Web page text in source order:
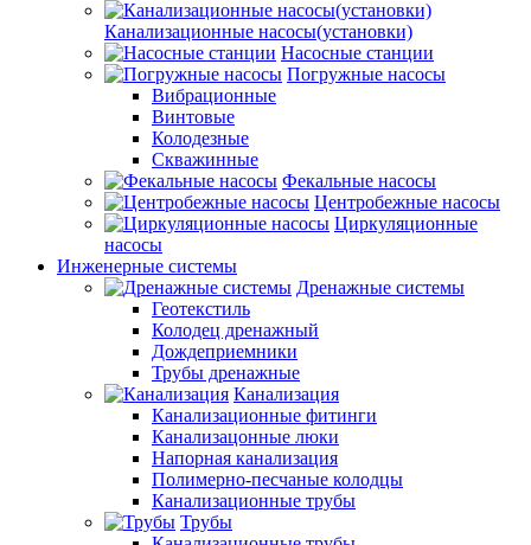
Канализационные насосы(установки)
Насосные станции
Погружные насосы
Вибрационные
Винтовые
Колодезные
Скважинные
Фекальные насосы
Центробежные насосы
Циркуляционные
насосы
Инженерные системы
Дренажные системы
Геотекстиль
Колодец дренажный
Дождеприемники
Трубы дренажные
Канализация
Канализационные фитинги
Канализацонные люки
Напорная канализация
Полимерно-песчаные колодцы
Канализационные трубы
Трубы